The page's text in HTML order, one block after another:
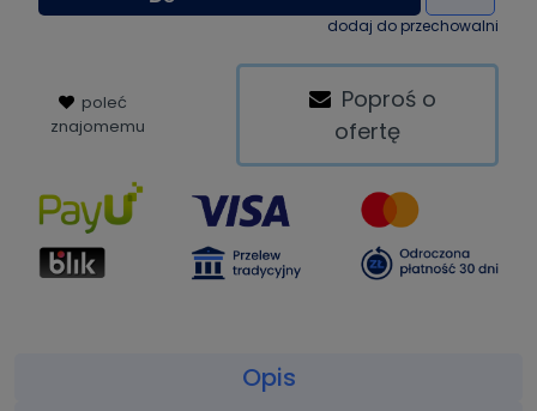
dodaj do przechowalni
poleć
znajomemu
Poproś o
ofertę
Opis